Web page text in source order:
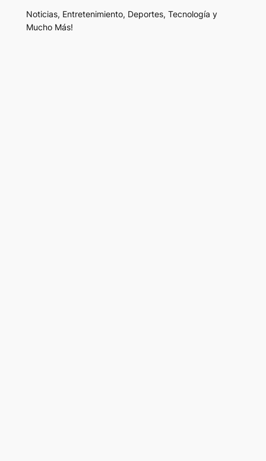
Noticias, Entretenimiento, Deportes, Tecnología y
Mucho Más!